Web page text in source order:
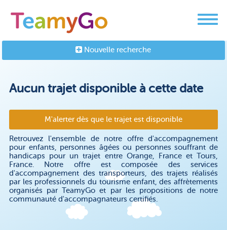
Nouvelle recherche
Aucun trajet disponible à cette date
M'alerter dès que le trajet est disponible
Retrouvez l'ensemble de notre offre d'accompagnement
pour enfants, personnes âgées ou personnes souffrant de
handicaps pour un trajet entre Orange, France et Tours,
France. Notre offre est composée des services
d'accompagnement des transporteurs, des trajets réalisés
par les professionnels du tourisme enfant, des affrètements
organisés par TeamyGo et par les propositions de notre
communauté d'accompagnateurs certifiés.